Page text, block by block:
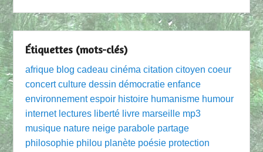
Étiquettes (mots-clés)
afrique blog cadeau cinéma citation citoyen coeur
concert culture dessin démocratie enfance
environnement espoir histoire humanisme humour
internet lectures liberté livre marseille mp3
musique nature neige parabole partage
philosophie philou planète poésie protection